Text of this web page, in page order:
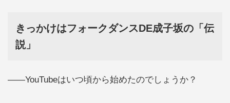
きっかけはフォークダンスDE成子坂の「伝
説」
――YouTubeはいつ頃から始めたのでしょうか？